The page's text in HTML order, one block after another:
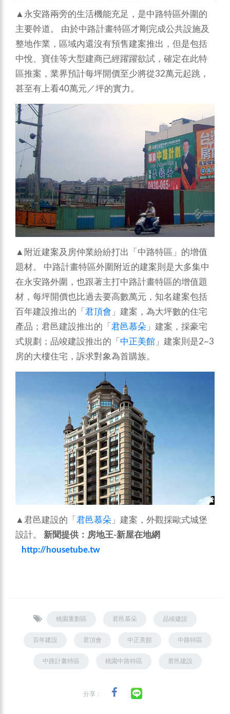
▲永安路兩旁的生活機能充足，是中路特區外圍的
主要幹道。 由於中路計畫特區才剛完成公共設施及
整地作業，區域內還沒有預售建案推出，但是包括
中悅、寶佳等大型建商已經躍躍欲試，確定在此特
區推案，業界預計每坪開價至少將從32萬元起跳，
甚至有上看40萬元／坪的實力。
▲附近建案及房仲業紛紛打出「中路特區」的增值
題材。 中路計畫特區外圍附近的建案則是大多集中
在永安路外圍，也跟著主打中路計畫特區的增值題
材，每坪開價也比過去要高數萬元，知名建案包括
百年建設推出的「 君頂會 」建案，為大坪數的住宅
產品；君邑建設推出的「 君邑慕朵 」建案，採豪宅
式規劃；品竣建設推出的「 中正美館 」建案則是2~3
房的大樓住宅，訴求對象為首購族。
▲君邑建設的「 君邑慕朵 」建案，外觀採歐式城堡
設計。 新聞提供：房地王-新屋在地網
http://housetube.tw
桃園重劃區 君邑慕朵 品竣建設
百年建設 君頂會 中正美館 中路特區
中路計畫特區 桃園中路特區 君邑建設
分享：